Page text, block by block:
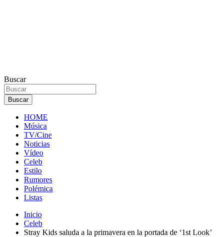
Buscar
Buscar
HOME
Música
TV/Cine
Noticias
Vídeo
Celeb
Estilo
Rumores
Polémica
Listas
Inicio
Celeb
Stray Kids saluda a la primavera en la portada de ‘1st Look’